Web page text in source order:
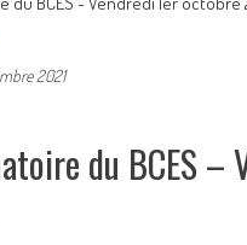
2021
du BCES –